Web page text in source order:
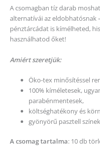
A csomagban tíz darab
alternatívái az eldobhatósnak
pénztárcádat is kímélheted,
használhatod őket!
Amiért szeretjük:
Öko-tex minősítéssel
100% kíméletesek,
parabénmentesek,
költséghatékony és
gyönyörű pasztell
A csomag tartalma: 10 db